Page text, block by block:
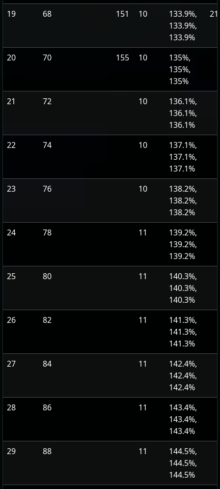
19 68 151 10
133.9%,
133.9%,
133.9%
20 70 155 10
135%,
135%,
135%
21
72 10
136.1%,
136.1%,
136.1%
22
74 10
137.1%,
137.1%,
137.1%
23
76 10
138.2%,
138.2%,
138.2%
24
78 11
139.2%,
139.2%,
139.2%
25
80 11
140.3%,
140.3%,
140.3%
26
82 11
141.3%,
141.3%,
141.3%
27
84 11
142.4%,
142.4%,
142.4%
28
86 11
143.4%,
143.4%,
143.4%
29
88 11
144.5%,
144.5%,
144.5%